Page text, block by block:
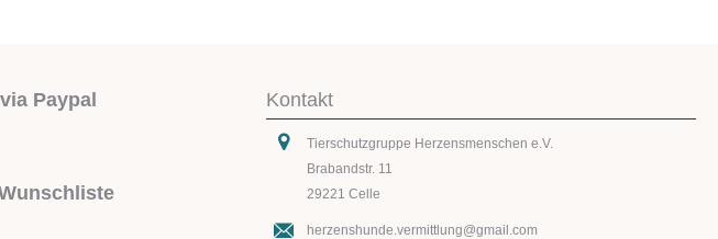
Paypal Kontakt
Tierschutzgruppe Herzensmenschen e.V.
Brabandstr. 11
29221 Celle
herzenshunde.vermittlung@gmail.com